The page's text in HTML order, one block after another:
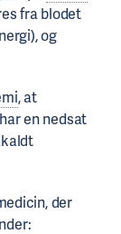
fra blodet
og
, at
en nedsat
der